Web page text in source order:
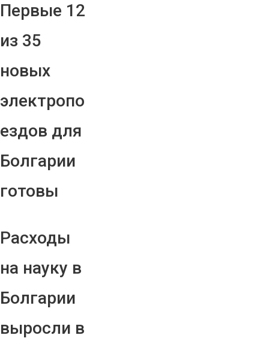
Первые 12
из 35
новых
электропо
ездов для
Болгарии
готовы
Расходы
на науку в
Болгарии
выросли в